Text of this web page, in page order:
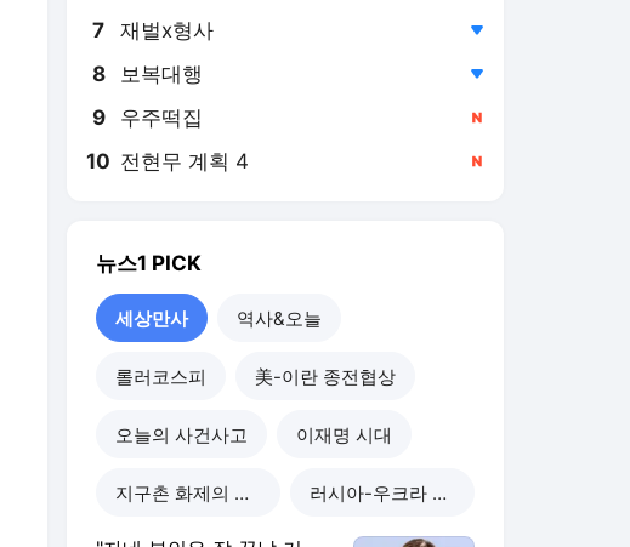
7 재벌x형사
8 보복대행
9 우주떡집
10 전현무 계획 4
뉴스1 PICK
세상만사 역사&오늘
롤러코스피 美-이란 종전협상
오늘의 사건사고 이재명 시대
지구촌 화제의 뉴스 러시아-우크라 전쟁